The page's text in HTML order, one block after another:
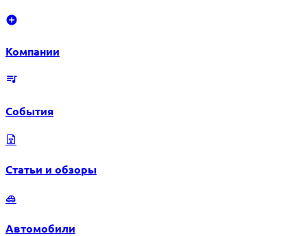
Компании
События
Статьи и обзоры
Автомобили